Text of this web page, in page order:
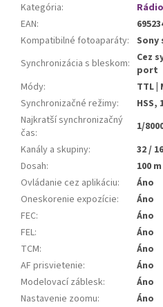
Kategória:
EAN:
Kompatibilné fotoaparáty: Sony
Synchronizácia s bleskom: Cez
port
Módy:
TTL |
Synchronizačné režimy:
HSS,
Najkratší synchronizačný
čas:
1/
Kanály a skupiny:
32 / 16
Dosah:
100 m
Ovládanie cez aplikáciu:
Áno
Oneskorenie expozície:
Áno
FEC:
Áno
FEL:
Áno
TCM:
Áno
AF prisvietenie:
Áno
Modelovací záblesk:
Áno
Nastavenie zoomu:
Áno